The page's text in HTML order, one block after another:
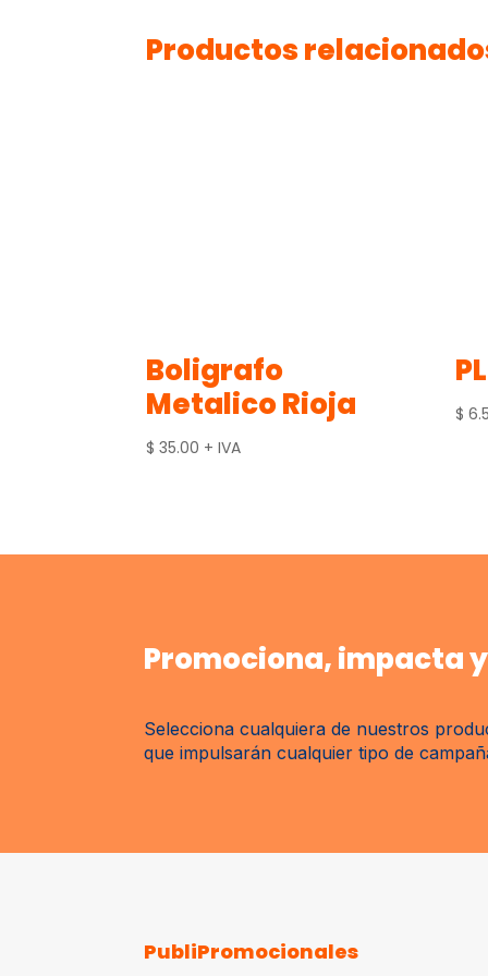
Productos
Boligrafo
Metalico Rioja
$ 35.00 + IVA
$
Promociona, impacta
Selecciona cualquiera de nuestros
que impulsarán cualquier tipo de
PubliPromocionales